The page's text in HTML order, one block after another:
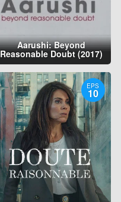
Aarushi: Beyond
Reasonable Doubt (2017)
EPS
10